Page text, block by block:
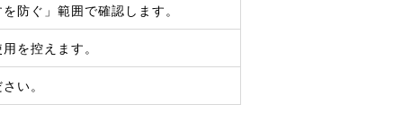
防ぐ」範囲で確認します。
を控えます。
い。